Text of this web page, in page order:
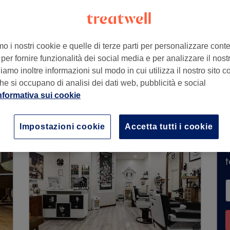
Firenze , 50063
prenotazioni su Treatwell. Usa la barra di
tantissimi professionisti altamente
i nostri cookie e quelle di terze parti per personalizzare
fornire funzionalità dei social media e per analizzare il
inoltre informazioni sul modo in cui utilizza il nostro sito
si occupano di analisi dei dati web, pubblicità e social
sui cookie
Accetta tutti i cookie
Impostazioni cookie